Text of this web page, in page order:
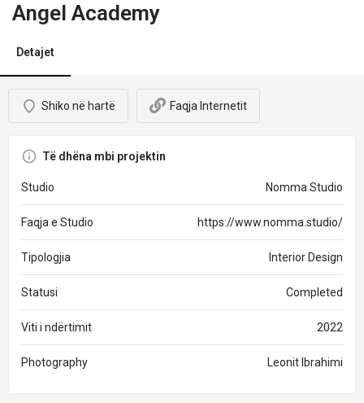
Angel Academy
Detajet
Shiko në hartë Faqja Internetit
Të dhëna mbi projektin
Studio Nomma Studio
Faqja e Studio https://www.nomma.studio/
Tipologjia Interior Design
Statusi Completed
Viti i ndërtimit 2022
Photography Leonit Ibrahimi